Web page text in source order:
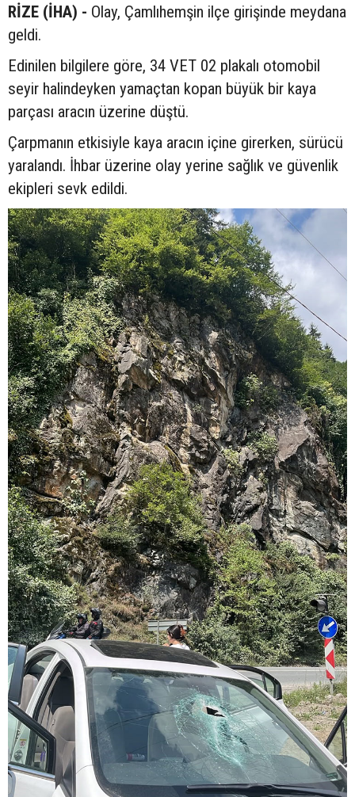
RİZE (İHA) - Olay, Çamlıhemşin ilçe girişinde meydana
geldi.
Edinilen bilgilere göre, 34 VET 02 plakalı otomobil
seyir halindeyken yamaçtan kopan büyük bir kaya
parçası aracın üzerine düştü.
Çarpmanın etkisiyle kaya aracın içine girerken, sürücü
yaralandı. İhbar üzerine olay yerine sağlık ve güvenlik
ekipleri sevk edildi.